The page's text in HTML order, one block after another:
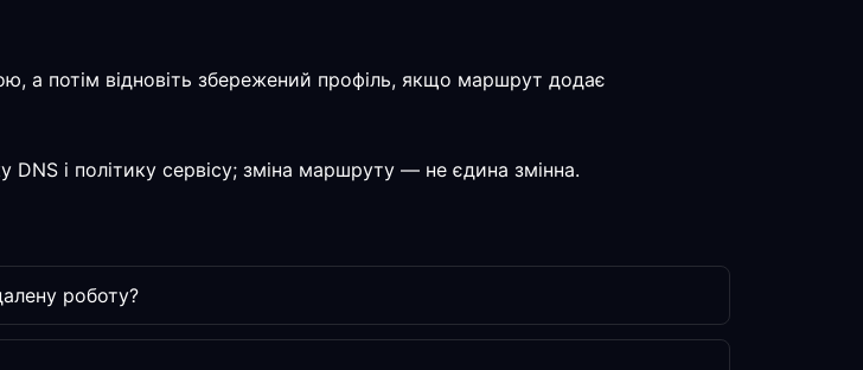
а потім відновіть збережений профіль, якщо маршрут додає
DNS і політику сервісу; зміна маршруту — не єдина змінна.
роботу?